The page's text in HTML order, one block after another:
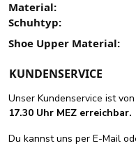
Material:
Schuhtyp:
Shoe Upper Material:
KUNDENSERVICE
Unser Kundenservice ist von
17.30 Uhr MEZ erreichbar.
Du kannst uns per E-Mail